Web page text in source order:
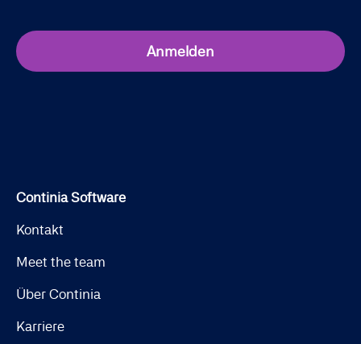
Anmelden
Continia Software
Kontakt
Meet the team
Über Continia
Karriere